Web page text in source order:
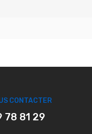
CONTACTER
78 81 29